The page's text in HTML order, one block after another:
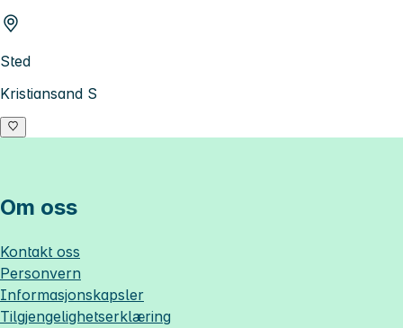
Sted
Kristiansand S
Om oss
Kontakt oss
Personvern
Informasjonskapsler
Tilgjengelighetserklæring